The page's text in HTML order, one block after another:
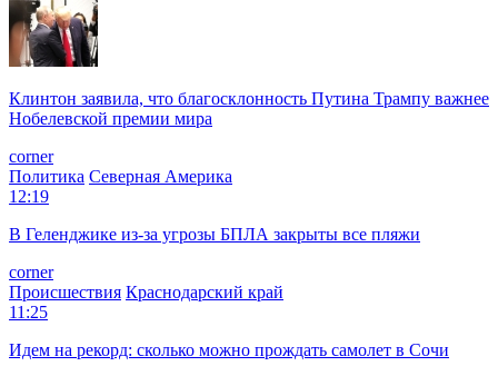
Клинтон заявила, что благосклонность Путина Трампу важнее
Нобелевской премии мира
corner
Политика Северная Америка
12:19
В Геленджике из-за угрозы БПЛА закрыты все пляжи
corner
Происшествия Краснодарский край
11:25
Идем на рекорд: сколько можно прождать самолет в Сочи